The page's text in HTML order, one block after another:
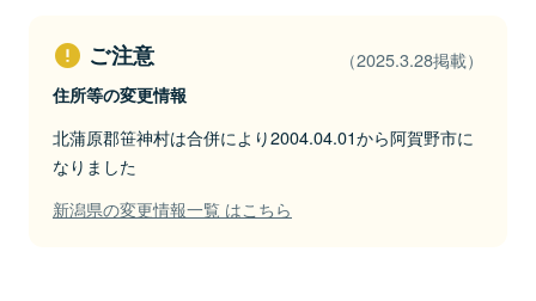
ご注意 （2025.3.28掲載）
住所等の変更情報
北蒲原郡笹神村は合併により2004.04.01から阿賀野市に
なりました
新潟県の変更情報一覧 はこちら